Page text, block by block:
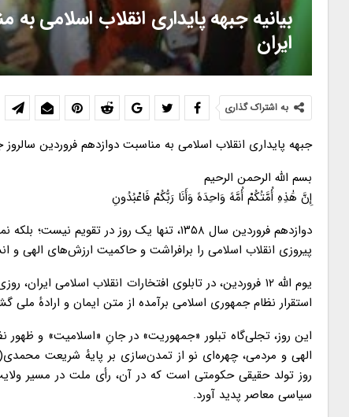
بیانیه جبهه پایداری انقلاب اسلامی
ایران
به اشتراک گذاری
جبهه پایداری انقلاب اسلامی به مناسبت دوازدهم فروردین
بسم الله الرحمن الرحیم
إِنَّ هَٰذِهِ أُمَّتُکُمْ أُمَّهً وَاحِدَهً وَأَنَا رَبُّکُمْ فَاعْبُدُونِ
دوازدهم فروردین سال ۱۳۵۸، تنها یک روز در
پیروزی انقلاب اسلامی را برافراشت و حاکمیت ارزش‌های الهی و
یوم الله ۱۲ فروردین، در تابلوی افتخارات انقلاب
استقرار نظام جمهوری اسلامی برآمده از متن ایمان و ارادهٔ ملی
این روز، تجلی‌گاه تبلور «جمهوریت» در جانِ «اسلامیت» و
الهی و مردمی، چهره‌ای نو از تمدن‌سازی بر پایهٔ شریعت
روز تولد حقیقی حکومتی است که در آن، رأی ملت در مسیر
سیاسی معاصر پدید آورد.